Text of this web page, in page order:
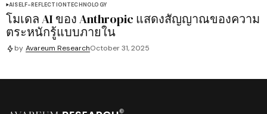
AISELF-REFLECTIONTECHNOLOGY
โมเดล AI ของ Anthropic แสดงสัญญาณของความ
ตระหนักรู้แบบภายใน
by Avareum ResearchOctober 31, 2025